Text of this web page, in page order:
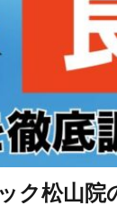
ク松山院